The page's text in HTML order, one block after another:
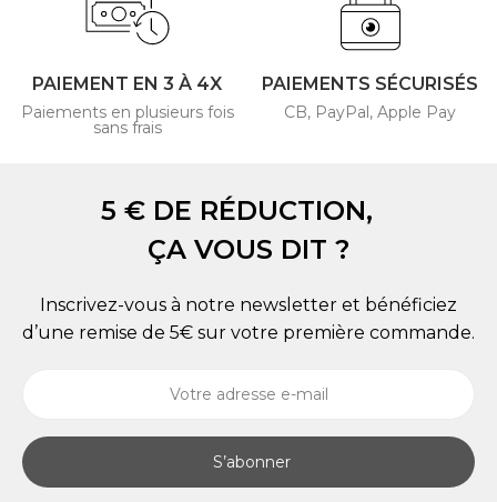
PAIEMENT EN 3 À 4X
Paiements en plusieurs fois
sans frais
PAIEMENTS SÉCURISÉS
CB, PayPal, Apple Pay
5 € DE RÉDUCTION,
ÇA VOUS DIT ?
Inscrivez-vous à notre newsletter et bénéficiez
d’une remise de 5€ sur votre première commande.
S’abonner